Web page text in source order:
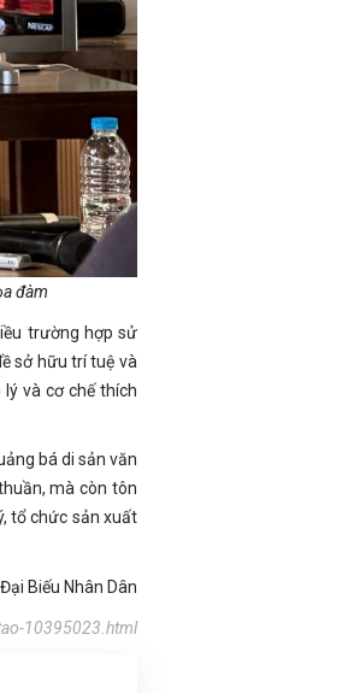
đàm
trường hợp sử
sở hữu trí tuệ và
và cơ chế thích
bá di sản văn
mà còn tôn
tổ chức sản xuất
Biếu Nhân Dân
10395023.html